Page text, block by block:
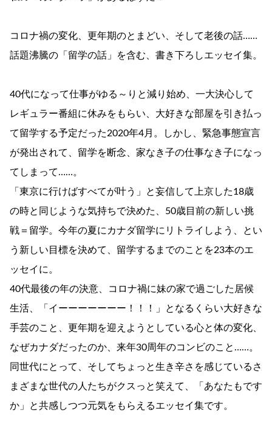
コロナ禍の変化、更年期のとまどい、そして老後の話……
話題沸騰の「留学の話」を含む、書き下ろしエッセイ集。
40代になって仕事がゆる～りと減り始め、一大決心して
レギュラー番組に休みをもらい、大好きな部屋を引き払っ
て留学する予定だった2020年4月。しかし、緊急事態宣言
が発出されて、留学を断念、家なき子の仕事なき子になっ
てしまって……。
「東京に行けばすべてが叶う」と妄信して上京した18歳
の時と同じような気持ちで決めた、50歳目前の新しい挑
戦＝留学。今年の夏にカナダ留学にリトライしよう、とい
う新しい目標を決めて、留学するまでのことを23本のエ
ッセイに。
40代最後の年の決意、コロナ禍に妹の家で過ごした居候
生活、「イーーーーーーー！！！」となるくらい大好きな
手芸のこと、更年期を迎えようとしている心と体の変化、
なぜカナダだったのか、来年30周年のコンビのこと……。
同世代にとって、そしてちょっと生き辛さを感じているさ
まざまな世代の人たちがクスっと笑えて、「あなたもです
か」と共感しつつ元気をもらえるエッセイ集です。